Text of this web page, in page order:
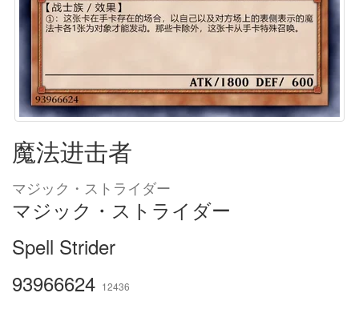
魔法进击者
マジック・ストライダー
マジック・ストライダー
Spell Strider
93966624 12436